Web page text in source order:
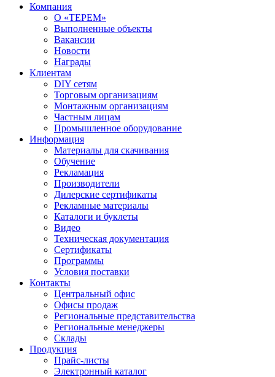
Компания
О «ТЕРЕМ»
Выполненные объекты
Вакансии
Новости
Награды
Клиентам
DIY сетям
Торговым организациям
Монтажным организациям
Частным лицам
Промышленное оборудование
Информация
Материалы для скачивания
Обучение
Рекламация
Производители
Дилерские сертификаты
Рекламные материалы
Каталоги и буклеты
Видео
Техническая документация
Сертификаты
Программы
Условия поставки
Контакты
Центральный офис
Офисы продаж
Региональные представительства
Региональные менеджеры
Склады
Продукция
Прайс-листы
Электронный каталог